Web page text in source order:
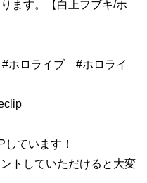
ます。【白上フブキ/ホ
ホロライブ #ホロライ
ています！
トしていただけると大変